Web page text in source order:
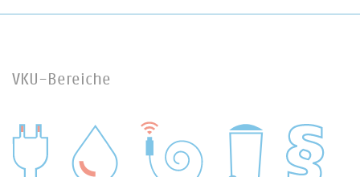
VKU-Bereiche